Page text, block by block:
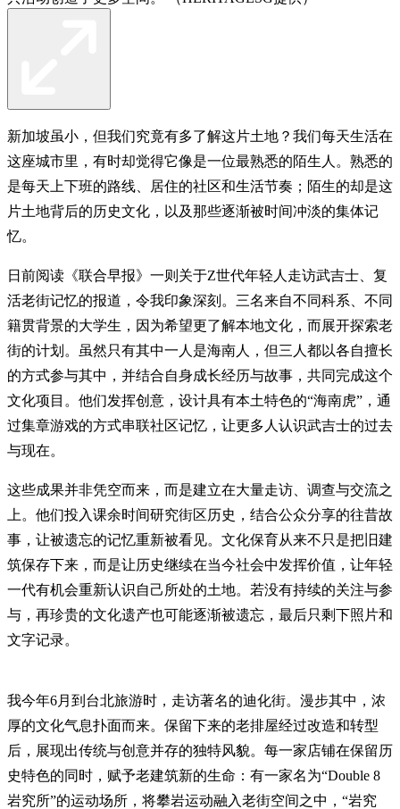
新加坡虽小，但我们究竟有多了解这片土地？ 我们每天生活在
这座城市里，有时却觉得它像是一位最熟悉的陌生人。熟悉的
是每天上下班的路线、居住的社区和生活节奏；陌生的却是这
片土地背后的历史文化，以及那些逐渐被时间冲淡的集体记
忆。
日前阅读《联合早报》一则关于Z世代年轻人走访武吉士、复
活老街记忆的报道，令我印象深刻。三名来自不同科系、不同
籍贯背景的大学生，因为希望更了解本地文化，而展开探索老
街的计划。虽然只有其中一人是海南人，但三人都以各自擅长
的方式参与其中，并结合自身成长经历与故事，共同完成这个
文化项目。 他们发挥创意，设计具有本土特色的“海南虎”，通
过集章游戏的方式串联社区记忆，让更多人认识武吉士的过去
与现在。
这些成果并非凭空而来，而是建立在大量走访、调查与交流之
上。他们投入课余时间研究街区历史，结合公众分享的往昔故
事，让被遗忘的记忆重新被看见。 文化保育从来不只是把旧建
筑保存下来，而是让历史继续在当今社会中发挥价值，让年轻
一代有机会重新认识自己所处的土地。若没有持续的关注与参
与，再珍贵的文化遗产也可能逐渐被遗忘，最后只剩下照片和
文字记录。
我今年6月到台北旅游时，走访著名的迪化街。漫步其中，浓
厚的文化气息扑面而来。保留下来的老排屋经过改造和转型
后，展现出传统与创意并存的独特风貌。 每一家店铺在保留历
史特色的同时，赋予老建筑新的生命：有一家名为“Double 8
岩究所”的运动场所，将攀岩运动融入老街空间之中，“岩究